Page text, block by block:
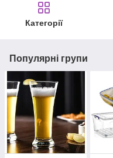
Категорії
Популярні групи